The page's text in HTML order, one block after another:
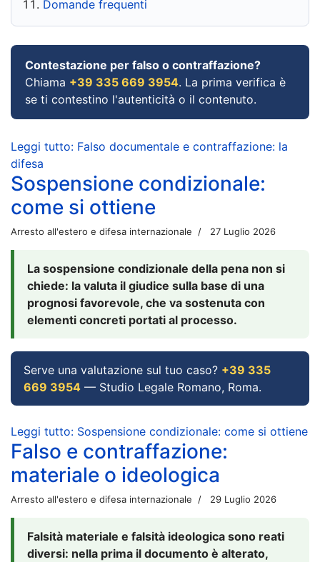
Domande frequenti
Contestazione per falso o contraffazione?
Chiama +39 335 669 3954. La prima verifica è
se ti contestino l'autenticità o il contenuto.
Leggi tutto: Falso documentale e contraffazione: la
difesa
Sospensione condizionale:
come si ottiene
Arresto all'estero e difesa internazionale 27 Luglio 2026
La sospensione condizionale della pena non si
chiede: la valuta il giudice sulla base di una
prognosi favorevole, che va sostenuta con
elementi concreti portati al processo.
Serve una valutazione sul tuo caso? +39 335
669 3954 — Studio Legale Romano, Roma.
Leggi tutto: Sospensione condizionale: come si ottiene
Falso e contraffazione:
materiale o ideologica
Arresto all'estero e difesa internazionale 29 Luglio 2026
Falsità materiale e falsità ideologica sono reati
diversi: nella prima il documento è alterato,